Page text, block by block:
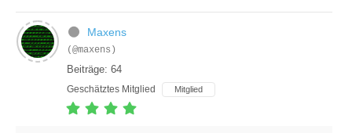
Maxens
(@maxens)
Beiträge: 64
Geschätztes Mitglied Mitglied